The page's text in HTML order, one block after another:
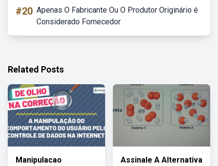
#20 Apenas O Fabricante Ou O Produtor Originário é
Considerado Fornecedor
Related Posts
Manipulacao
Assinale A Alternativa